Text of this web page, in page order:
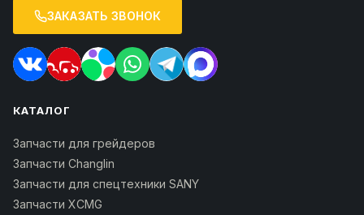
ЗАКАЗАТЬ ЗВОНОК
КАТАЛОГ
Запчасти для грейдеров
Запчасти Changlin
Запчасти для спецтехники SANY
Запчасти XCMG